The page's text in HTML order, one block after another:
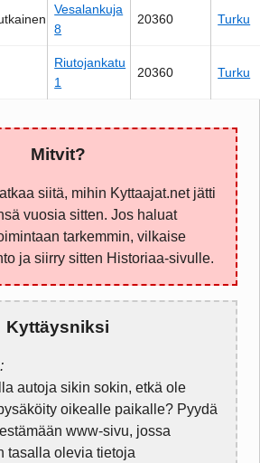
Vesalankuja
8
20360 Turku
Riutojankatu
1
20360 Turku
Mitvit?
siitä, mihin Kyttaajat.net jätti
vuosia sitten. Jos haluat
tarkemmin, vilkaise
ja siirry sitten Historiaa-sivulle.
Kyttäysniksi
autoja sikin sokin, etkä ole
oikealle paikalle? Pyydä
www-sivu, jossa
tasalla olevia tietoja